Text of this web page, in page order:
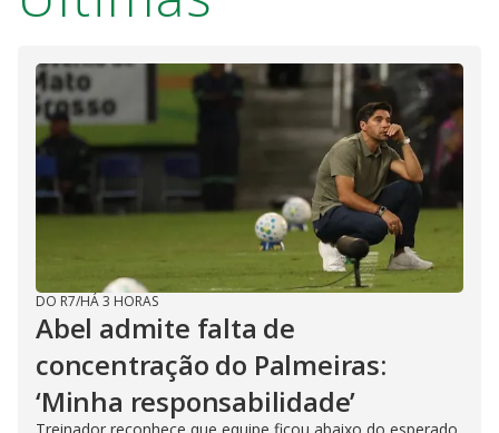
DO R7/HÁ 3 HORAS
Abel admite falta de
concentração do Palmeiras:
‘Minha responsabilidade’